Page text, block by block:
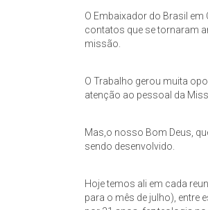
O Embaixador do Brasil
contatos que se tornaram
missão.
O Trabalho gerou muita
atenção ao pessoal da
Mas,o nosso Bom Deus,
sendo desenvolvido.
Hoje temos ali em cada
para o mês de julho), entre